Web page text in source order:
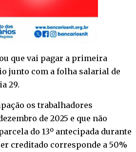
que vai pagar a primeira
junto com a folha salarial de
29.
os trabalhadores
de 2025 e que não
do 13º antecipada durante
creditado corresponde a 50%